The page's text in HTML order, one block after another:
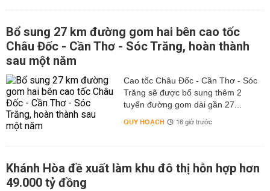
Bổ sung 27 km đường gom hai bên cao tốc
Châu Đốc - Cần Thơ - Sóc Trăng, hoàn thành
sau một năm
Cao tốc Châu Đốc - Cần Thơ - Sóc
Trăng sẽ được bổ sung thêm 2
tuyến đường gom dài gần 27...
QUY HOẠCH 16 giờ trước
Khánh Hòa đề xuất làm khu đô thị hỗn hợp hơn
49.000 tỷ đồng